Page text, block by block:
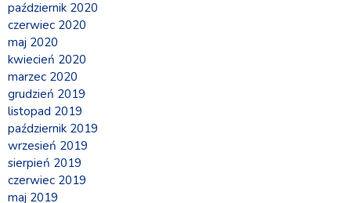
październik 2020
czerwiec 2020
maj 2020
kwiecień 2020
marzec 2020
grudzień 2019
listopad 2019
październik 2019
wrzesień 2019
sierpień 2019
czerwiec 2019
maj 2019